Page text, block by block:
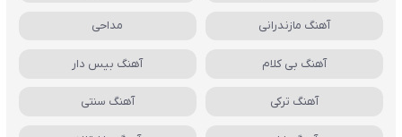
آهنگ مازندرانی مداحی
آهنگ بی کلام آهنگ بیس دار
آهنگ ترکی آهنگ سنتی